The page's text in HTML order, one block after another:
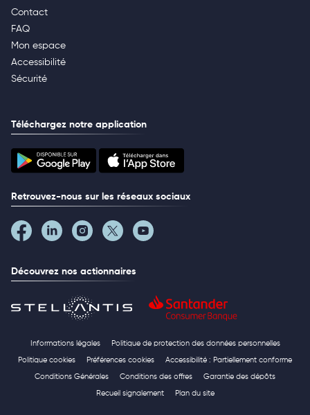
Contact
FAQ
Mon espace
Accessibilité
Sécurité
Téléchargez notre application
Retrouvez-nous sur les réseaux sociaux
Découvrez nos actionnaires
Informations légales Politique de protection des données personnelles
Politique cookies Préférences cookies Accessibilité : Partiellement conforme
Conditions Générales Conditions des offres Garantie des dépôts
Recueil signalement Plan du site